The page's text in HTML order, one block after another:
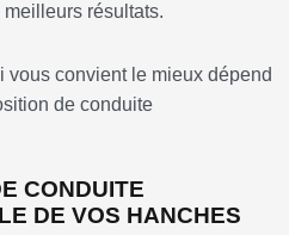
résultats.
CONDUITE
DE VOS HANCHES